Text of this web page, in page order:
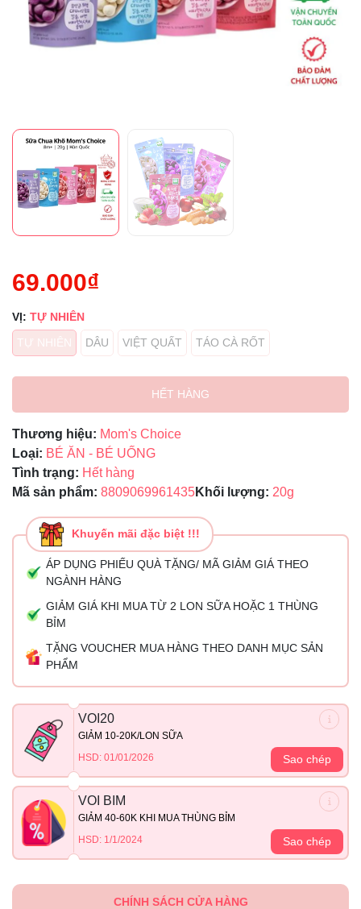
69.000₫
VỊ: TỰ NHIÊN
TỰ NHIÊN
DÂU VIỆT QUẤT TÁO CÀ RỐT
HẾT HÀNG
Thương hiệu: Mom's Choice
Loại: BÉ ĂN - BÉ UỐNG
Tình trạng: Hết hàng
Mã sản phẩm: 8809069961435Khối lượng: 20g
Khuyến mãi đặc biệt !!!
ÁP DỤNG PHIẾU QUÀ TẶNG/ MÃ GIẢM GIÁ THEO
NGÀNH HÀNG
GIẢM GIÁ KHI MUA TỪ 2 LON SỮA HOẶC 1 THÙNG
BỈM
TẶNG VOUCHER MUA HÀNG THEO DANH MỤC SẢN
PHẨM
VOI20
GIẢM 10-20K/LON SỮA
HSD: 01/01/2026
Sao chép
VOI BIM
GIẢM 40-60K KHI MUA THÙNG BỈM
HSD: 1/1/2024
Sao chép
Điều kiện:
CHÍNH SÁCH CỬA HÀNG